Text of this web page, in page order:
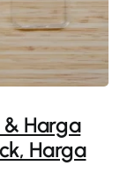
& Harga
Harga